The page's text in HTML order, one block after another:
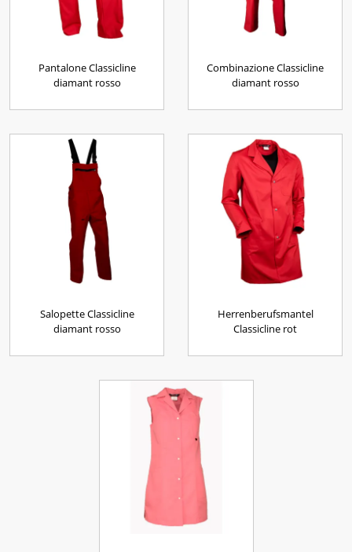
Pantalone Classicline
diamant rosso
Combinazione Classicline
diamant rosso
Salopette Classicline
diamant rosso
Herrenberufsmantel
Classicline rot